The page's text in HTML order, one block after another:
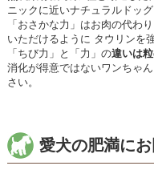
ニックに近いナチュラルドッグ
「おさかな力」はお肉の代わ
いただけるように タウリンを
「ちび力」と「力」の違いは粒
消化が得意ではないワンちゃ
さい。
愛犬の肥満に